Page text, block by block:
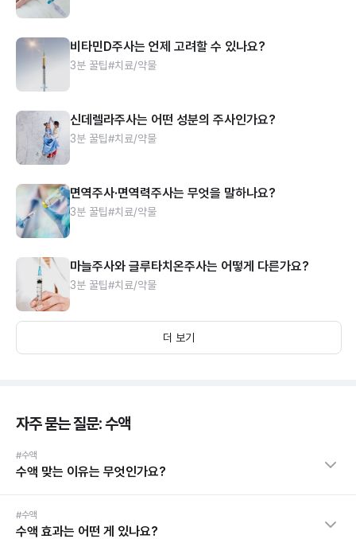
비타민D주사는 언제 고려할 수 있나요?
3분 꿀팁#치료/약물
신데렐라주사는 어떤 성분의 주사인가요?
3분 꿀팁#치료/약물
면역주사·면역력주사는 무엇을 말하나요?
3분 꿀팁#치료/약물
마늘주사와 글루타치온주사는 어떻게 다른가요?
3분 꿀팁#치료/약물
더 보기
자주 묻는 질문: 수액
#수액
수액 맞는 이유는 무엇인가요?
#수액
수액 효과는 어떤 게 있나요?